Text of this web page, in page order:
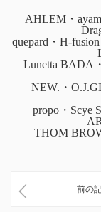
AHLEM・
quepard・H-
Lunetta BADA
NEW.・
propo・Scye
THOM
前の